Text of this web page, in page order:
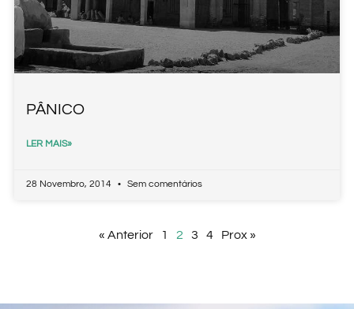
PÂNICO
LER MAIS»
28 Novembro, 2014 Sem comentários
« Anterior 1 2 3 4 Prox »